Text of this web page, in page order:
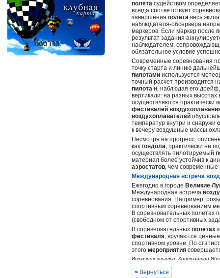
полета судейством
всегда соответствует
завершения полета весь
наблюдателя-обсервера
маркеров. Если маркер после
результат задания
наблюдателем,
обязательное условие
Современные соревнования
точку старта и линию
пилотами используется
точный расчет производится
пилота и, наблюдая его
вертикали: на разных
осуществляются практически
фестивалей
воздухоплавателей
температур внутри и снаружи
к вечеру воздушные массы
Несмотря на прогресс,
как гондола, практически не
осуществлять пилотируемый
материал более устойчив к
аэростатов, чем
Международная встреча
Ежегодно в городе Великие
Международная встреча
соревнования. Например,
спортивным соревнованием
В соревновательных полетах
(свободном от спортивных
В соревновательных полетах
фестиваля, вручаются
спортивном уровне. По
этого мероприятия
Источник статьи: Константин
< Вернуться